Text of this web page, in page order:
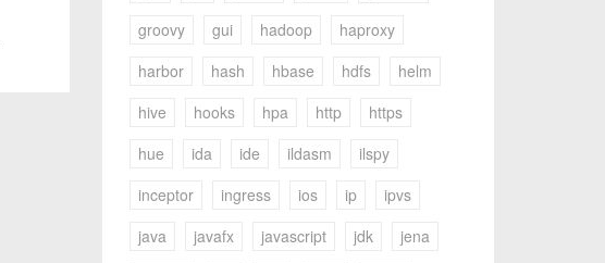
groovy
gui hadoop
haproxy
harbor
hash hbase hdfs
helm
hive
hooks hpa http
https
hue
ida ide ildasm
ilspy
inceptor
ingress ios ip
ipvs
java
javafx javascript jdk
jena